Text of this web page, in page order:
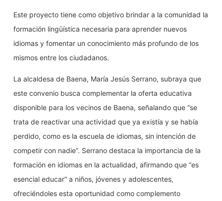
Este proyecto tiene como objetivo brindar a la comunidad la
formación lingüística necesaria para aprender nuevos
idiomas y fomentar un conocimiento más profundo de los
mismos entre los ciudadanos.
La alcaldesa de Baena, María Jesús Serrano, subraya que
este convenio busca complementar la oferta educativa
disponible para los vecinos de Baena, señalando que “se
trata de reactivar una actividad que ya existía y se había
perdido, como es la escuela de idiomas, sin intención de
competir con nadie”. Serrano destaca la importancia de la
formación en idiomas en la actualidad, afirmando que “es
esencial educar” a niños, jóvenes y adolescentes,
ofreciéndoles esta oportunidad como complemento